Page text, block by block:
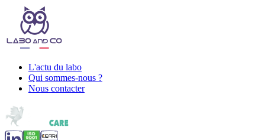
L'actu du labo
Qui sommes-nous ?
Nous contacter